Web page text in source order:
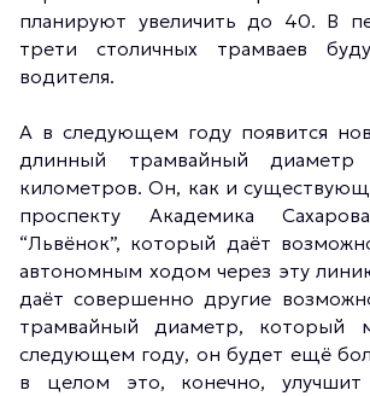
планируют увеличить до 40. В
трети столичных трамваев
водителя.
А в следующем году появится
длинный трамвайный
километров. Он, как и
проспекту Академика
“Львёнок”, который даёт
автономным ходом через эту
даёт совершенно другие
трамвайный диаметр, который
следующем году, он будет ещё
в целом это, конечно, улучшит